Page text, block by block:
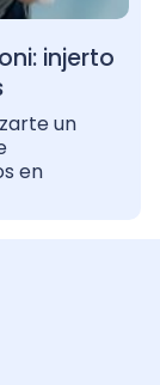
injerto
un
en